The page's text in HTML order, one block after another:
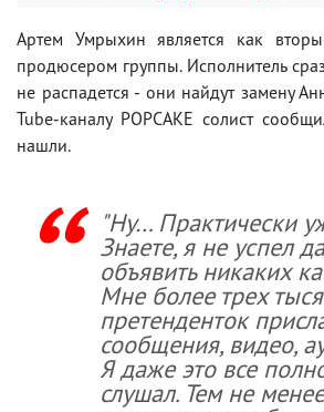
Артем Умрыхин является как
продюсером группы. Исполнитель
не распадется - они найдут замену
Tube-каналу POPCAKE солист
нашли.
"Ну… Практически
Знаете, я не успел
объявить никаких
Мне более трех
претенденток
сообщения, видео,
Я даже это все
слушал. Тем не